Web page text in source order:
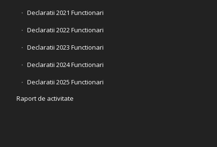
Declaratii 2021 Functionari
Declaratii 2022 Functionari
Declaratii 2023 Functionari
Declaratii 2024 Functionari
Declaratii 2025 Functionari
Raport de activitate